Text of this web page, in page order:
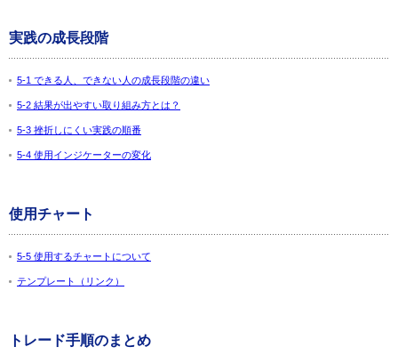
実践の成長段階
5-1 できる人、できない人の成長段階の違い
5-2 結果が出やすい取り組み方とは？
5-3 挫折しにくい実践の順番
5-4 使用インジケーターの変化
使用チャート
5-5 使用するチャートについて
テンプレート（リンク）
トレード手順のまとめ